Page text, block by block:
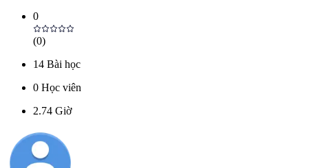
0
(0)
14 Bài học
0 Học viên
2.74 Giờ